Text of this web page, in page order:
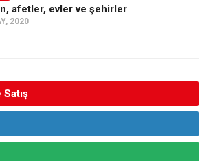
afetler, evler ve şehirler
2020